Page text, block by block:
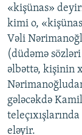
«kişünas»
kimi o,
Vəli
(düdəmə
əlbəttə, kişinin
gələcəkdə
eləyir.